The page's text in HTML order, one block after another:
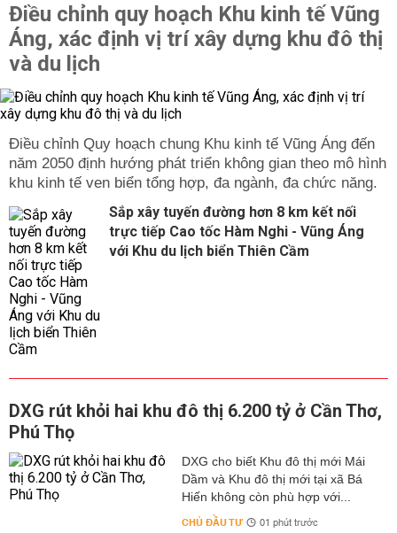
Điều chỉnh quy hoạch Khu kinh tế Vũng
Áng, xác định vị trí xây dựng khu đô thị
và du lịch
Điều chỉnh Quy hoạch chung Khu kinh tế Vũng Áng đến
năm 2050 định hướng phát triển không gian theo mô hình
khu kinh tế ven biển tổng hợp, đa ngành, đa chức năng.
Sắp xây tuyến đường hơn 8 km kết nối
trực tiếp Cao tốc Hàm Nghi - Vũng Áng
với Khu du lịch biển Thiên Cầm
DXG rút khỏi hai khu đô thị 6.200 tỷ ở Cần Thơ,
Phú Thọ
DXG cho biết Khu đô thị mới Mái
Dầm và Khu đô thị mới tại xã Bá
Hiến không còn phù hợp với...
CHỦ ĐẦU TƯ 01 phút trước